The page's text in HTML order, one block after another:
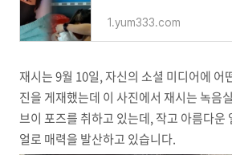
1.yum333.com
재시는 9월 10일, 자신의 소셜 미디어에 어
진을 게재했는데 이 사진에서 재시는 녹음
브이 포즈를 취하고 있는데, 작고 아름다운
얼로 매력을 발산하고 있습니다.